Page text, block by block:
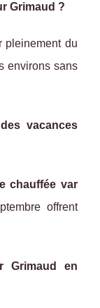
Grimaud ?
pleinement du
environs sans
vacances
chauffée var
offrent
Grimaud en